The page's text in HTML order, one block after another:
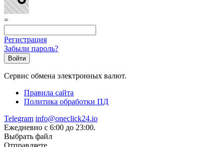
=
Регистрация
Забыли пароль?
Сервис обмена электронных валют.
Правила сайта
Политика обработки ПД
Telegram info@oneclick24.io
Ежедневно с 6:00 до 23:00.
Выбрать файл
Отправляете